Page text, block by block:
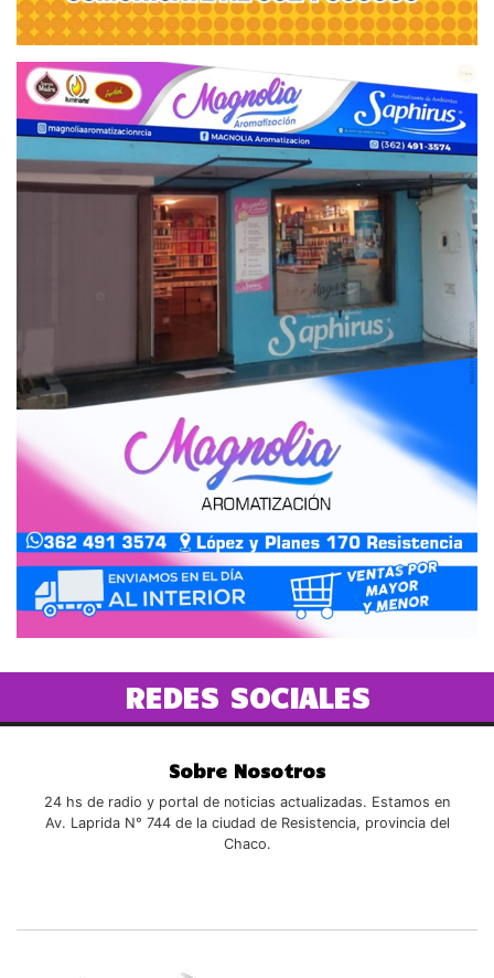
REDES SOCIALES
Sobre Nosotros
24 hs de radio y portal de noticias actualizadas. Estamos en
Av. Laprida N° 744 de la ciudad de Resistencia, provincia del
Chaco.